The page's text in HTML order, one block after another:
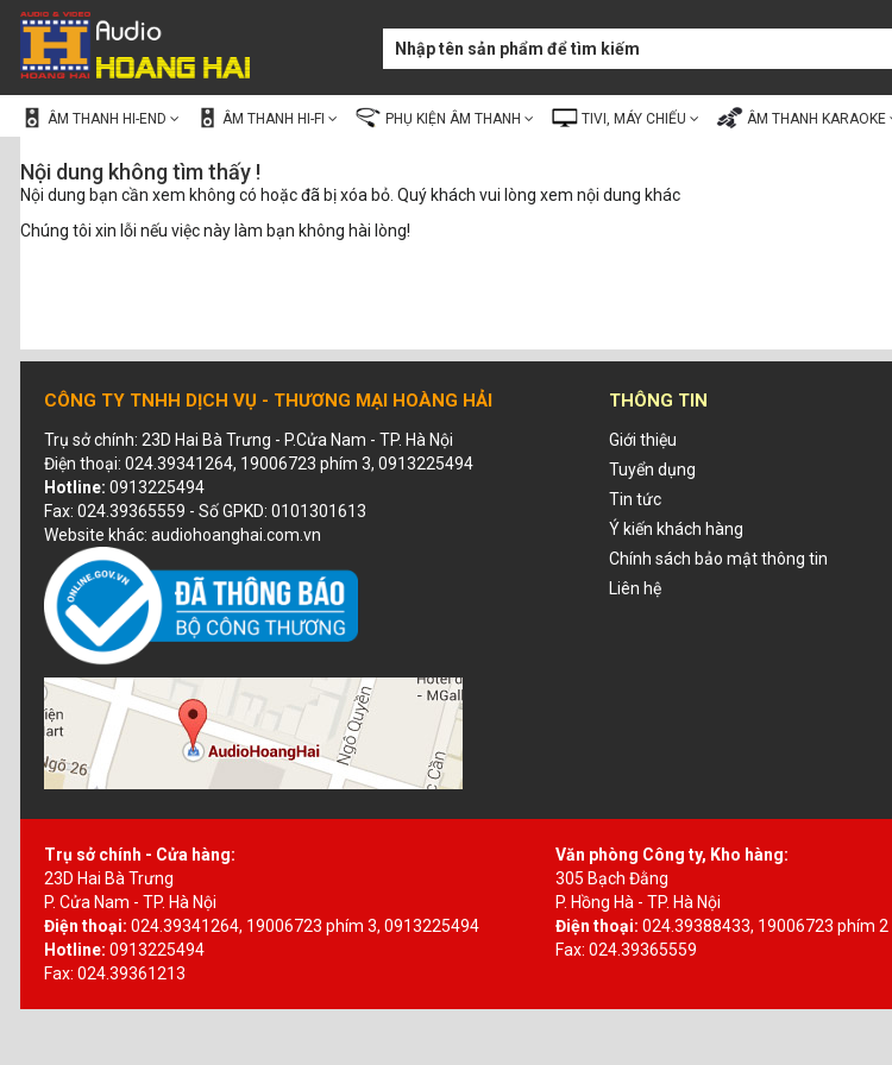
ÂM THANH HI-END ÂM THANH HI-FI PHỤ KIỆN ÂM THANH TIVI, MÁY CHIẾU ÂM THANH KARAOKE
Nội dung không tìm thấy !
Nội dung bạn cần xem không có hoặc đã bị xóa bỏ. Quý khách vui lòng xem nội dung khác
Chúng tôi xin lỗi nếu việc này làm bạn không hài lòng!
CÔNG TY TNHH DỊCH VỤ - THƯƠNG MẠI HOÀNG HẢI
Trụ sở chính: 23D Hai Bà Trưng - P.Cửa Nam - TP. Hà Nội
Điện thoại: 024.39341264, 19006723 phím 3, 0913225494
Hotline: 0913225494
Fax: 024.39365559 - Số GPKD: 0101301613
Website khác: audiohoanghai.com.vn
THÔNG TIN
Giới thiệu
Tuyển dụng
Tin tức
Ý kiến khách hàng
Chính sách bảo mật thông tin
Liên hệ
Trụ sở chính - Cửa hàng:
23D Hai Bà Trưng
P. Cửa Nam - TP. Hà Nội
Điện thoại: 024.39341264, 19006723 phím 3, 0913225494
Hotline: 0913225494
Fax: 024.39361213
Văn phòng Công ty, Kho hàng:
305 Bạch Đằng
P. Hồng Hà - TP. Hà Nội
Điện thoại: 024.39388433, 19006723 phím 2
Fax: 024.39365559